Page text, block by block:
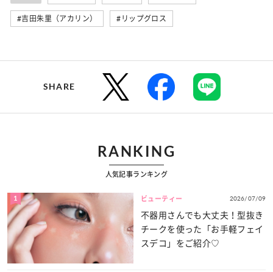
#吉田朱里（アカリン） #リップグロス
SHARE
RANKING
人気記事ランキング
1 ビューティー 2026/07/09
不器用さんでも大丈夫！型抜き
チークを使った「お手軽フェイ
スデコ」をご紹介♡